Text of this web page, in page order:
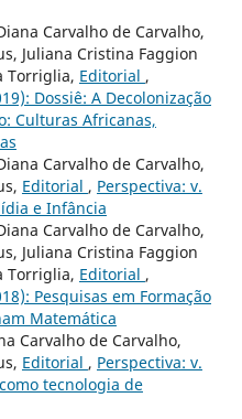
Carvalho de Carvalho,
Juliana Cristina Faggion
Torriglia, Editorial ,
Dossiê: A Decolonização
Culturas Africanas,
Carvalho de Carvalho,
Editorial , Perspectiva: v.
e Infância
Carvalho de Carvalho,
Juliana Cristina Faggion
Torriglia, Editorial ,
Pesquisas em Formação
Matemática
Carvalho de Carvalho,
Editorial , Perspectiva: v.
tecnologia de